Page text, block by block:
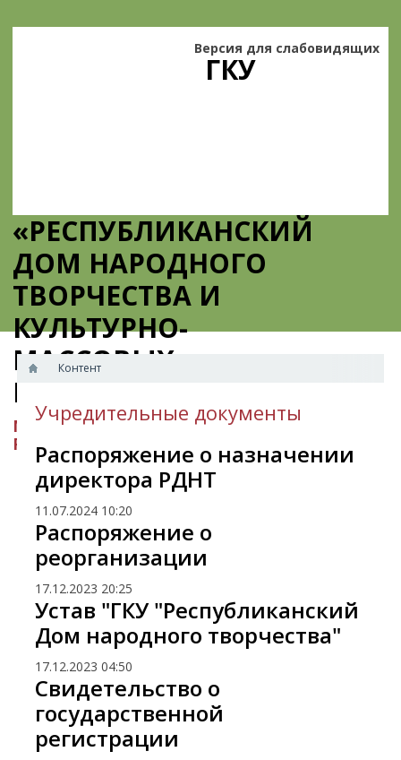
ГКУ
«РЕСПУБЛИКАНСКИЙ
ДОМ НАРОДНОГО
ТВОРЧЕСТВА И
КУЛЬТУРНО-
МАССОВЫХ
МЕРОПРИЯТИЙ»
МИНИСТЕРСТВО КУЛЬТУРЫ
РЕСПУБЛИКИ ИНГУШЕТИЯ
Версия для слабовидящих
Контент
Учредительные документы
Распоряжение о назначении
директора РДНТ
11.07.2024 10:20
Распоряжение о
реорганизации
17.12.2023 20:25
Устав "ГКУ "Республиканский
Дом народного творчества"
17.12.2023 04:50
Свидетельство о
государственной
регистрации